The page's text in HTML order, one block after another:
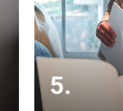
Met inmiddels
kennen wij de
geen ander.
5.